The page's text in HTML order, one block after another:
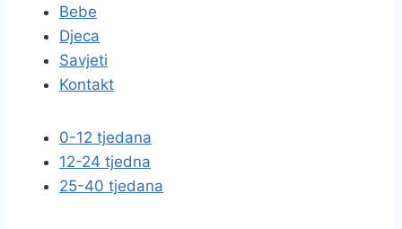
Bebe
Djeca
Savjeti
Kontakt
0-12 tjedana
12-24 tjedna
25-40 tjedana